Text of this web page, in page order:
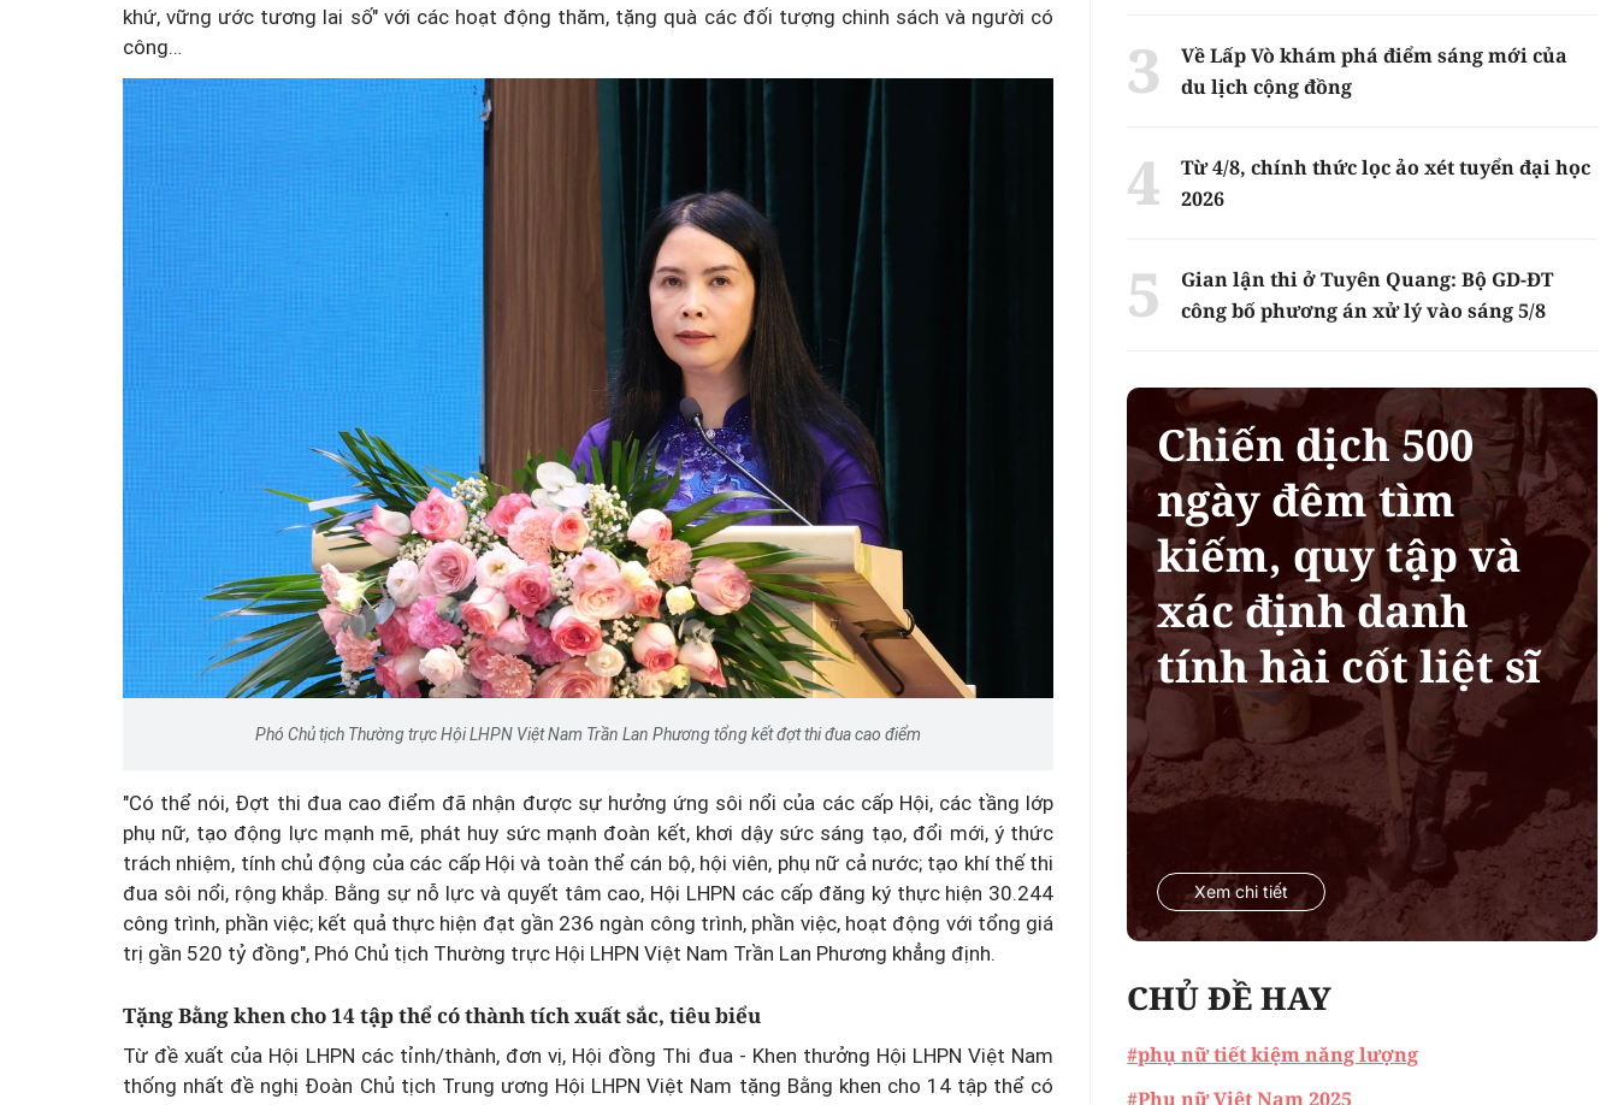
khứ, vững ước tương lai số" với các hoạt động thăm, tặng quà các đối tượng chinh sách và người có
công…
Phó Chủ tịch Thường trực Hội LHPN Việt Nam Trần Lan Phương tổng kết đợt thi đua cao điểm
"Có thể nói, Đợt thi đua cao điểm đã nhận được sự hưởng ứng sôi nổi của các cấp Hội, các tầng lớp
phụ nữ, tạo động lực mạnh mẽ, phát huy sức mạnh đoàn kết, khơi dậy sức sáng tạo, đổi mới, ý thức
trách nhiệm, tính chủ động của các cấp Hội và toàn thể cán bộ, hội viên, phụ nữ cả nước; tạo khí thế thi
đua sôi nổi, rộng khắp. Bằng sự nỗ lực và quyết tâm cao, Hội LHPN các cấp đăng ký thực hiện 30.244
công trình, phần việc; kết quả thực hiện đạt gần 236 ngàn công trình, phần việc, hoạt động với tổng giá
trị gần 520 tỷ đồng", Phó Chủ tịch Thường trực Hội LHPN Việt Nam Trần Lan Phương khẳng định.
Tặng Bằng khen cho 14 tập thể có thành tích xuất sắc, tiêu biểu
Từ đề xuất của Hội LHPN các tỉnh/thành, đơn vị, Hội đồng Thi đua - Khen thưởng Hội LHPN Việt Nam
thống nhất đề nghị Đoàn Chủ tịch Trung ương Hội LHPN Việt Nam tặng Bằng khen cho 14 tập thể có
Về Lấp Vò khám phá điểm sáng mới của
du lịch cộng đồng
Từ 4/8, chính thức lọc ảo xét tuyển đại học
2026
Gian lận thi ở Tuyên Quang: Bộ GD-ĐT
công bố phương án xử lý vào sáng 5/8
Chiến dịch 500
ngày đêm tìm
kiếm, quy tập và
xác định danh
tính hài cốt liệt sĩ
Xem chi tiết
CHỦ ĐỀ HAY
#phụ nữ tiết kiệm năng lượng
#Phụ nữ Việt Nam 2025